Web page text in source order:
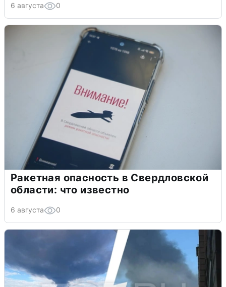
6 августа 0
Ракетная опасность в Свердловской
области: что известно
6 августа 0